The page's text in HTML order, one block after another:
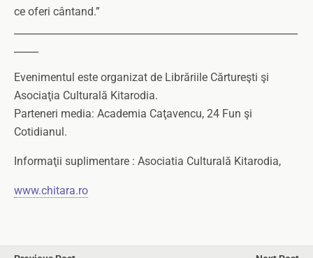
ce oferi cântand.”
Evenimentul este organizat de Librăriile Cărtureşti şi
Asociaţia Culturală Kitarodia.
Parteneri media: Academia Caţavencu, 24 Fun şi
Cotidianul.
Informaţii suplimentare : Asociatia Culturală Kitarodia,
www.chitara.ro